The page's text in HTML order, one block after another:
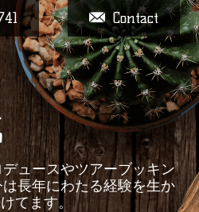
Contact
ュースやツアーブッキン
長年にわたる経験を生か
てます。